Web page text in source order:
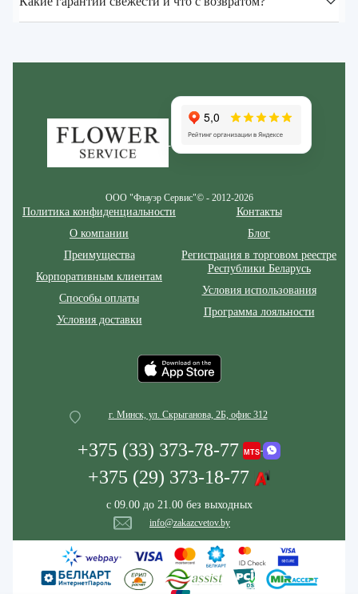
ООО "Флауэр Сервис"© - 2012-2026
Политика конфиденциальности
О компании
Преимущества
Корпоративным клиентам
Способы оплаты
Условия доставки
Контакты
Блог
Регистрация в торговом реестре
Республики Беларусь
Условия использования
Программа лояльности
г. Минск, ул. Скрыганова, 2Б, офис 312
+375 (33) 373-78-77
+375 (29) 373-18-77
с 09.00 до 21.00 без выходных
info@zakazcvetov.by